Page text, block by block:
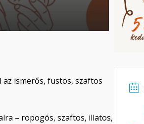
az ismerős, füstös, szaftos
– ropogós, szaftos, illatos,